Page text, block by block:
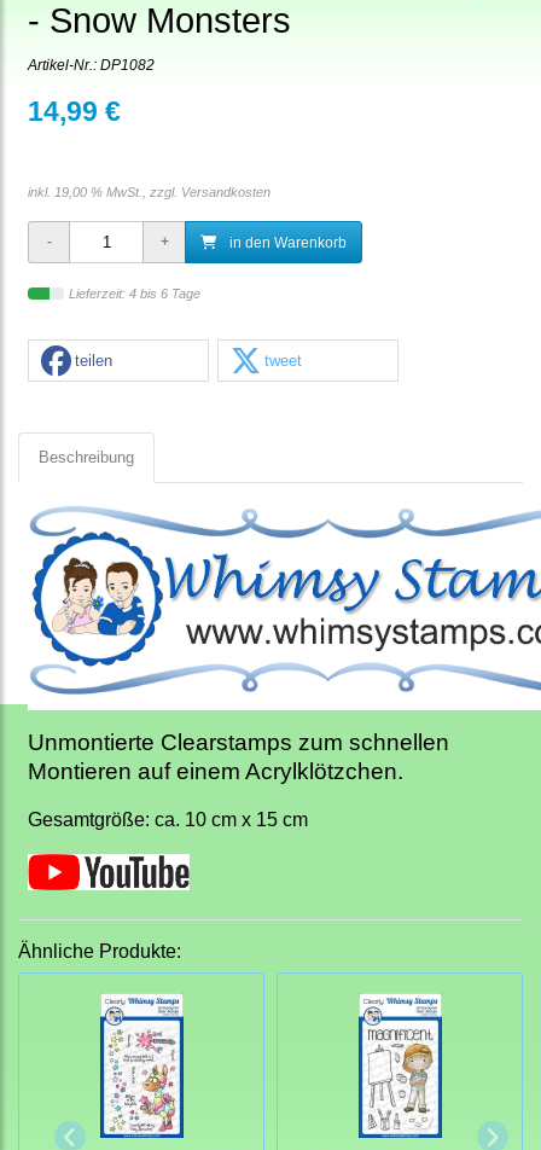
- Snow Monsters
Artikel-Nr.: DP1082
14,99 €
inkl. 19,00 % MwSt., zzgl. Versandkosten
in den Warenkorb
Lieferzeit: 4 bis 6 Tage
teilen tweet
Beschreibung
Unmontierte Clearstamps zum schnellen
Montieren auf einem Acrylklötzchen.
Gesamtgröße: ca. 10 cm x 15 cm
Ähnliche Produkte: